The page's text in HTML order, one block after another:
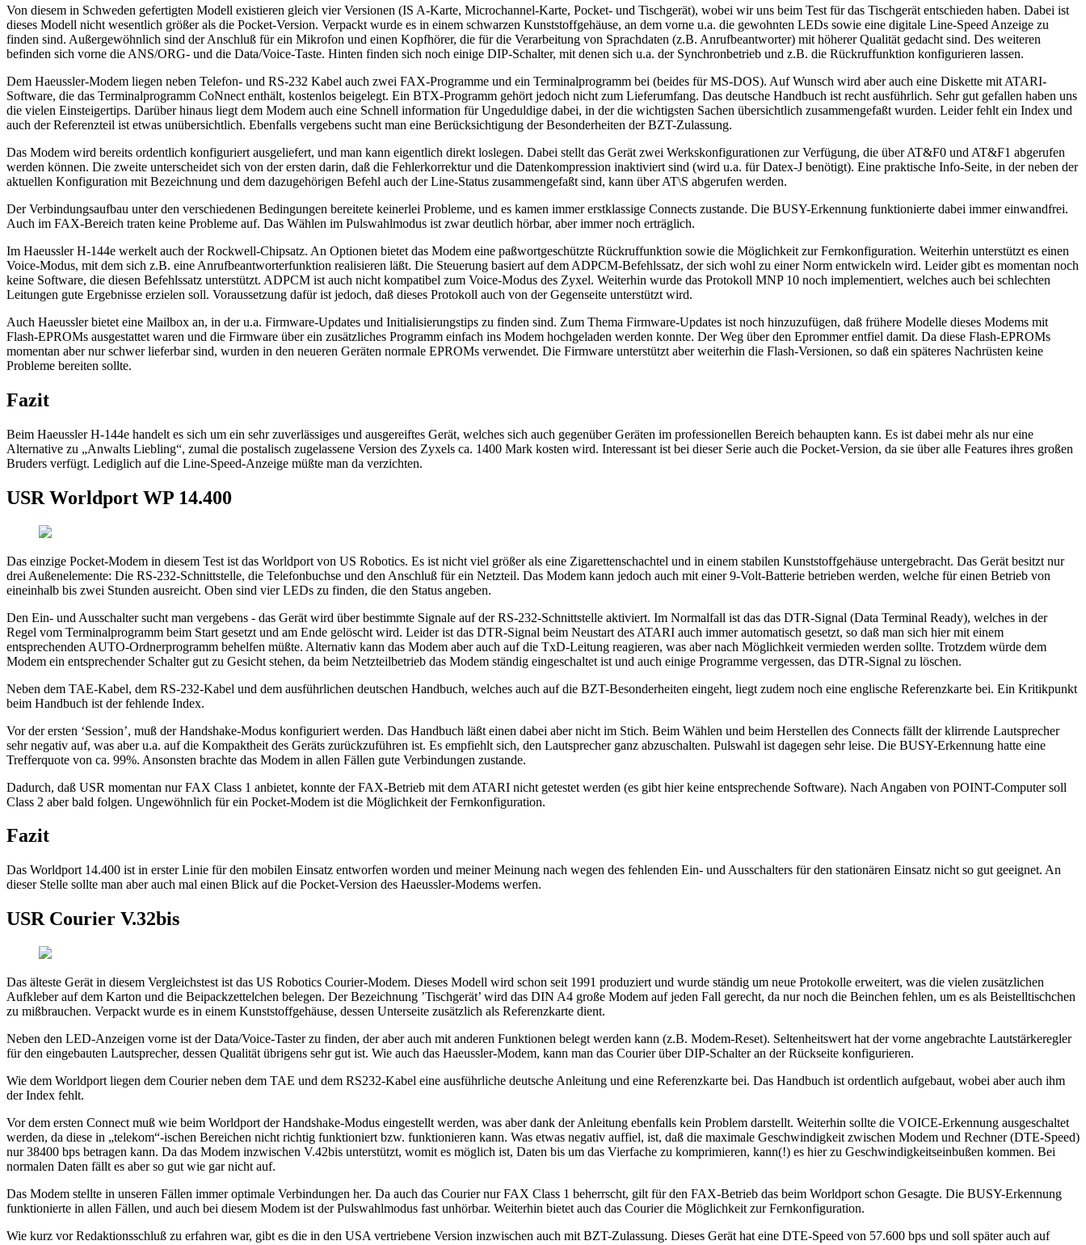
Von diesem in Schweden gefertigten Modell existieren gleich vier Versionen (IS A-Karte, Microchannel-Karte, Pocket- und Tischgerät), wobei wir uns beim Test für das Tischgerät entschieden haben. Dabei ist
dieses Modell nicht wesentlich größer als die Pocket-Version. Verpackt wurde es in einem schwarzen Kunststoffgehäuse, an dem vorne u.a. die gewohnten LEDs sowie eine digitale Line-Speed Anzeige zu
finden sind. Außergewöhnlich sind der Anschluß für ein Mikrofon und einen Kopfhörer, die für die Verarbeitung von Sprachdaten (z.B. Anrufbeantworter) mit höherer Qualität gedacht sind. Des weiteren
befinden sich vorne die ANS/ORG- und die Data/Voice-Taste. Hinten finden sich noch einige DIP-Schalter, mit denen sich u.a. der Synchronbetrieb und z.B. die Rückruffunktion konfigurieren lassen.
Dem Haeussler-Modem liegen neben Telefon- und RS-232 Kabel auch zwei FAX-Programme und ein Terminalprogramm bei (beides für MS-DOS). Auf Wunsch wird aber auch eine Diskette mit ATARI-
Software, die das Terminalprogramm CoNnect enthält, kostenlos beigelegt. Ein BTX-Programm gehört jedoch nicht zum Lieferumfang. Das deutsche Handbuch ist recht ausführlich. Sehr gut gefallen haben uns
die vielen Einsteigertips. Darüber hinaus liegt dem Modem auch eine Schnell information für Ungeduldige dabei, in der die wichtigsten Sachen übersichtlich zusammengefaßt wurden. Leider fehlt ein Index und
auch der Referenzteil ist etwas unübersichtlich. Ebenfalls vergebens sucht man eine Berücksichtigung der Besonderheiten der BZT-Zulassung.
Das Modem wird bereits ordentlich konfiguriert ausgeliefert, und man kann eigentlich direkt loslegen. Dabei stellt das Gerät zwei Werkskonfigurationen zur Verfügung, die über AT&F0 und AT&F1 abgerufen
werden können. Die zweite unterscheidet sich von der ersten darin, daß die Fehlerkorrektur und die Datenkompression inaktiviert sind (wird u.a. für Datex-J benötigt). Eine praktische Info-Seite, in der neben der
aktuellen Konfiguration mit Bezeichnung und dem dazugehörigen Befehl auch der Line-Status zusammengefaßt sind, kann über AT\S abgerufen werden.
Der Verbindungsaufbau unter den verschiedenen Bedingungen bereitete keinerlei Probleme, und es kamen immer erstklassige Connects zustande. Die BUSY-Erkennung funktionierte dabei immer einwandfrei.
Auch im FAX-Bereich traten keine Probleme auf. Das Wählen im Pulswahlmodus ist zwar deutlich hörbar, aber immer noch erträglich.
Im Haeussler H-144e werkelt auch der Rockwell-Chipsatz. An Optionen bietet das Modem eine paßwortgeschützte Rückruffunktion sowie die Möglichkeit zur Fernkonfiguration. Weiterhin unterstützt es einen
Voice-Modus, mit dem sich z.B. eine Anrufbeantworterfunktion realisieren läßt. Die Steuerung basiert auf dem ADPCM-Befehlssatz, der sich wohl zu einer Norm entwickeln wird. Leider gibt es momentan noch
keine Software, die diesen Befehlssatz unterstützt. ADPCM ist auch nicht kompatibel zum Voice-Modus des Zyxel. Weiterhin wurde das Protokoll MNP 10 noch implementiert, welches auch bei schlechten
Leitungen gute Ergebnisse erzielen soll. Voraussetzung dafür ist jedoch, daß dieses Protokoll auch von der Gegenseite unterstützt wird.
Auch Haeussler bietet eine Mailbox an, in der u.a. Firmware-Updates und Initialisierungstips zu finden sind. Zum Thema Firmware-Updates ist noch hinzuzufügen, daß frühere Modelle dieses Modems mit
Flash-EPROMs ausgestattet waren und die Firmware über ein zusätzliches Programm einfach ins Modem hochgeladen werden konnte. Der Weg über den Eprommer entfiel damit. Da diese Flash-EPROMs
momentan aber nur schwer lieferbar sind, wurden in den neueren Geräten normale EPROMs verwendet. Die Firmware unterstützt aber weiterhin die Flash-Versionen, so daß ein späteres Nachrüsten keine
Probleme bereiten sollte.
Fazit
Beim Haeussler H-144e handelt es sich um ein sehr zuverlässiges und ausgereiftes Gerät, welches sich auch gegenüber Geräten im professionellen Bereich behaupten kann. Es ist dabei mehr als nur eine
Alternative zu „Anwalts Liebling“, zumal die postalisch zugelassene Version des Zyxels ca. 1400 Mark kosten wird. Interessant ist bei dieser Serie auch die Pocket-Version, da sie über alle Features ihres großen
Bruders verfügt. Lediglich auf die Line-Speed-Anzeige müßte man da verzichten.
USR Worldport WP 14.400
Das einzige Pocket-Modem in diesem Test ist das Worldport von US Robotics. Es ist nicht viel größer als eine Zigarettenschachtel und in einem stabilen Kunststoffgehäuse untergebracht. Das Gerät besitzt nur
drei Außenelemente: Die RS-232-Schnittstelle, die Telefonbuchse und den Anschluß für ein Netzteil. Das Modem kann jedoch auch mit einer 9-Volt-Batterie betrieben werden, welche für einen Betrieb von
eineinhalb bis zwei Stunden ausreicht. Oben sind vier LEDs zu finden, die den Status angeben.
Den Ein- und Ausschalter sucht man vergebens - das Gerät wird über bestimmte Signale auf der RS-232-Schnittstelle aktiviert. Im Normalfall ist das das DTR-Signal (Data Terminal Ready), welches in der
Regel vom Terminalprogramm beim Start gesetzt und am Ende gelöscht wird. Leider ist das DTR-Signal beim Neustart des ATARI auch immer automatisch gesetzt, so daß man sich hier mit einem
entsprechenden AUTO-Ordnerprogramm behelfen müßte. Alternativ kann das Modem aber auch auf die TxD-Leitung reagieren, was aber nach Möglichkeit vermieden werden sollte. Trotzdem würde dem
Modem ein entsprechender Schalter gut zu Gesicht stehen, da beim Netzteilbetrieb das Modem ständig eingeschaltet ist und auch einige Programme vergessen, das DTR-Signal zu löschen.
Neben dem TAE-Kabel, dem RS-232-Kabel und dem ausführlichen deutschen Handbuch, welches auch auf die BZT-Besonderheiten eingeht, liegt zudem noch eine englische Referenzkarte bei. Ein Kritikpunkt
beim Handbuch ist der fehlende Index.
Vor der ersten ‘Session’, muß der Handshake-Modus konfiguriert werden. Das Handbuch läßt einen dabei aber nicht im Stich. Beim Wählen und beim Herstellen des Connects fällt der klirrende Lautsprecher
sehr negativ auf, was aber u.a. auf die Kompaktheit des Geräts zurückzuführen ist. Es empfiehlt sich, den Lautsprecher ganz abzuschalten. Pulswahl ist dagegen sehr leise. Die BUSY-Erkennung hatte eine
Trefferquote von ca. 99%. Ansonsten brachte das Modem in allen Fällen gute Verbindungen zustande.
Dadurch, daß USR momentan nur FAX Class 1 anbietet, konnte der FAX-Betrieb mit dem ATARI nicht getestet werden (es gibt hier keine entsprechende Software). Nach Angaben von POINT-Computer soll
Class 2 aber bald folgen. Ungewöhnlich für ein Pocket-Modem ist die Möglichkeit der Fernkonfiguration.
Fazit
Das Worldport 14.400 ist in erster Linie für den mobilen Einsatz entworfen worden und meiner Meinung nach wegen des fehlenden Ein- und Ausschalters für den stationären Einsatz nicht so gut geeignet. An
dieser Stelle sollte man aber auch mal einen Blick auf die Pocket-Version des Haeussler-Modems werfen.
USR Courier V.32bis
Das älteste Gerät in diesem Vergleichstest ist das US Robotics Courier-Modem. Dieses Modell wird schon seit 1991 produziert und wurde ständig um neue Protokolle erweitert, was die vielen zusätzlichen
Aufkleber auf dem Karton und die Beipackzettelchen belegen. Der Bezeichnung ’Tischgerät’ wird das DIN A4 große Modem auf jeden Fall gerecht, da nur noch die Beinchen fehlen, um es als Beistelltischchen
zu mißbrauchen. Verpackt wurde es in einem Kunststoffgehäuse, dessen Unterseite zusätzlich als Referenzkarte dient.
Neben den LED-Anzeigen vorne ist der Data/Voice-Taster zu finden, der aber auch mit anderen Funktionen belegt werden kann (z.B. Modem-Reset). Seltenheitswert hat der vorne angebrachte Lautstärkeregler
für den eingebauten Lautsprecher, dessen Qualität übrigens sehr gut ist. Wie auch das Haeussler-Modem, kann man das Courier über DIP-Schalter an der Rückseite konfigurieren.
Wie dem Worldport liegen dem Courier neben dem TAE und dem RS232-Kabel eine ausführliche deutsche Anleitung und eine Referenzkarte bei. Das Handbuch ist ordentlich aufgebaut, wobei aber auch ihm
der Index fehlt.
Vor dem ersten Connect muß wie beim Worldport der Handshake-Modus eingestellt werden, was aber dank der Anleitung ebenfalls kein Problem darstellt. Weiterhin sollte die VOICE-Erkennung ausgeschaltet
werden, da diese in „telekom“-ischen Bereichen nicht richtig funktioniert bzw. funktionieren kann. Was etwas negativ auffiel, ist, daß die maximale Geschwindigkeit zwischen Modem und Rechner (DTE-Speed)
nur 38400 bps betragen kann. Da das Modem inzwischen V.42bis unterstützt, womit es möglich ist, Daten bis um das Vierfache zu komprimieren, kann(!) es hier zu Geschwindigkeitseinbußen kommen. Bei
normalen Daten fällt es aber so gut wie gar nicht auf.
Das Modem stellte in unseren Fällen immer optimale Verbindungen her. Da auch das Courier nur FAX Class 1 beherrscht, gilt für den FAX-Betrieb das beim Worldport schon Gesagte. Die BUSY-Erkennung
funktionierte in allen Fällen, und auch bei diesem Modem ist der Pulswahlmodus fast unhörbar. Weiterhin bietet auch das Courier die Möglichkeit zur Fernkonfiguration.
Wie kurz vor Redaktionsschluß zu erfahren war, gibt es die in den USA vertriebene Version inzwischen auch mit BZT-Zulassung. Dieses Gerät hat eine DTE-Speed von 57.600 bps und soll später auch auf